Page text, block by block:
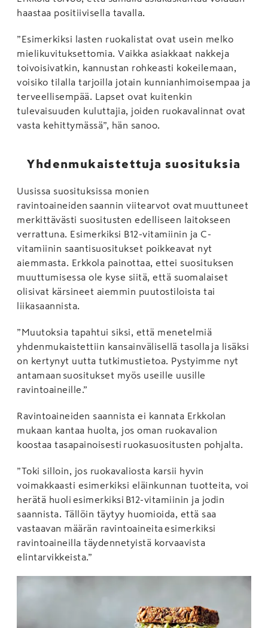
haastaa positiivisella tavalla.
”Esimerkiksi lasten ruokalistat ovat usein melko
mielikuvituksettomia. Vaikka asiakkaat nakkeja
toivoisivatkin, kannustan rohkeasti kokeilemaan,
voisiko tilalla tarjoilla jotain kunnianhimoisempaa ja
terveellisempää. Lapset ovat kuitenkin
tulevaisuuden kuluttajia, joiden ruokavalinnat ovat
vasta kehittymässä”, hän sanoo.
Yhdenmukaistettuja suosituksia
Uusissa suosituksissa monien
ravintoaineiden saannin viitearvot ovat muuttuneet
merkittävästi suositusten edelliseen laitokseen
verrattuna. Esimerkiksi B12-vitamiinin ja C-
vitamiinin saantisuositukset poikkeavat nyt
aiemmasta. Erkkola painottaa, ettei suosituksen
muuttumisessa ole kyse siitä, että suomalaiset
olisivat kärsineet aiemmin puutostiloista tai
liikasaannista.
”Muutoksia tapahtui siksi, että menetelmiä
yhdenmukaistettiin kansainvälisellä tasolla ja lisäksi
on kertynyt uutta tutkimustietoa. Pystyimme nyt
antamaan suositukset myös useille uusille
ravintoaineille.”
Ravintoaineiden saannista ei kannata Erkkolan
mukaan kantaa huolta, jos oman ruokavalion
koostaa tasapainoisesti ruokasuositusten pohjalta.
”Toki silloin, jos ruokavaliosta karsii hyvin
voimakkaasti esimerkiksi eläinkunnan tuotteita, voi
herätä huoli esimerkiksi B12-vitamiinin ja jodin
saannista. Tällöin täytyy huomioida, että saa
vastaavan määrän ravintoaineita esimerkiksi
ravintoaineilla täydennetyistä korvaavista
elintarvikkeista.”